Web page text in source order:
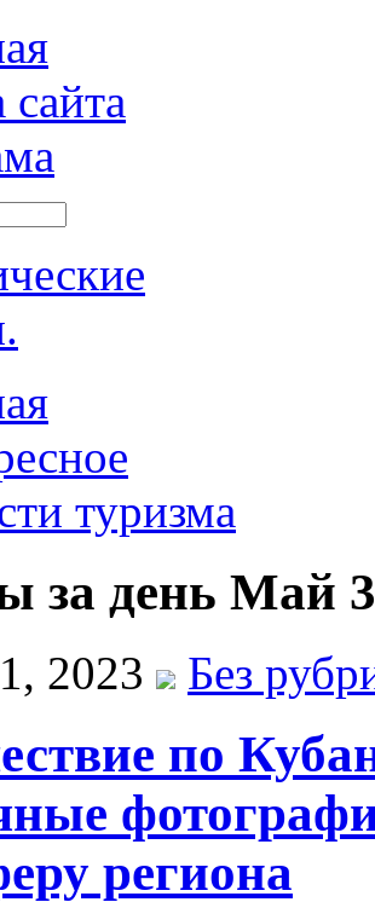
сайта
туризма
за день Май
2023 Без
по
региона